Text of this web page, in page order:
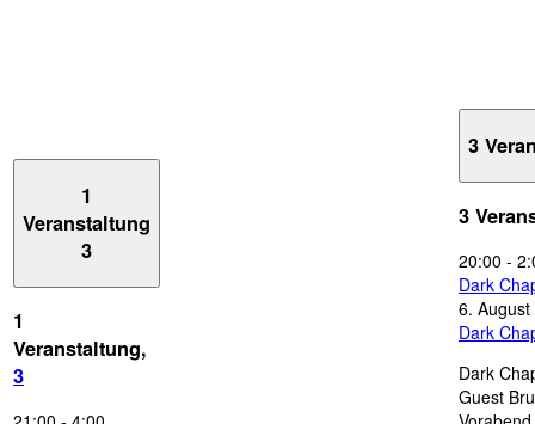
1
Veranstaltung
3
1
Veranstaltung,
3
3
3
20:00 -
Dark
6.
Dark
Dark
Guest